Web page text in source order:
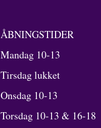
ÅBNINGSTIDER
Mandag 10-13
Tirsdag lukket
Onsdag 10-13
Torsdag 10-13 & 16-18